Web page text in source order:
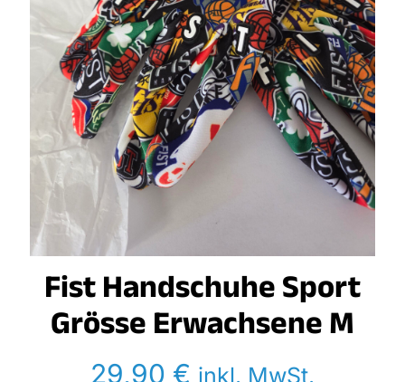
Fist Handschuhe Sport
Grösse Erwachsene M
29,90 € inkl. MwSt.